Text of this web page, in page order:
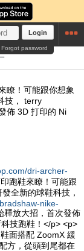
Login
Forgot password
瞭！可能跟你想象
技， terry
佈 3D 打印的 Ni
dri-archer-
跑鞋來瞭！可能跟
全新的球鞋科技，
nike-
釋放大招，首次發佈
技跑鞋！</p> <p>
面搭配 ZoomX 緩
方，從頭到尾都在